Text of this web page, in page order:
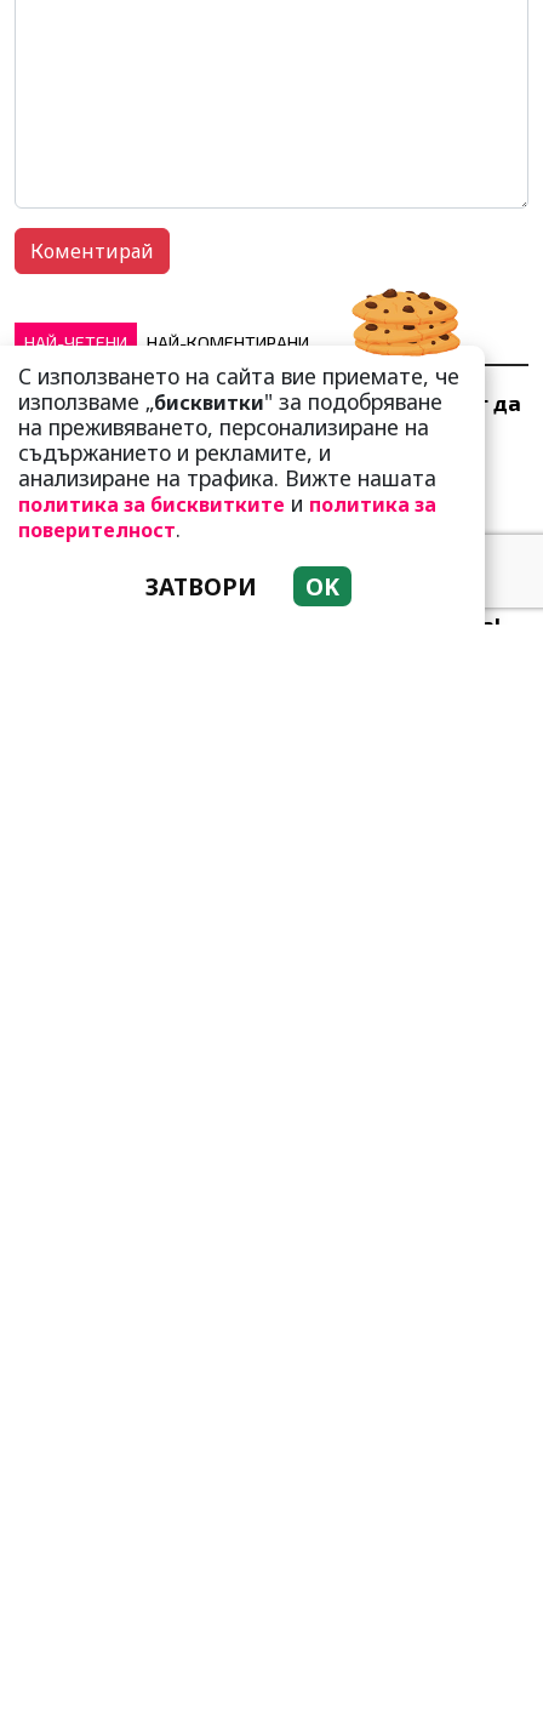
НАЙ-ЧЕТЕНИ НАЙ-КОМЕНТИРАНИ
Тези зодии най-обичат да
не правят нищо! Те са
кралете на мързела
Като прахосмукачки са!
С използването на сайта вие приемате, че
използваме „бисквитки" за подобряване
на преживяването, персонализиране на
съдържанието и рекламите, и
анализиране на трафика. Вижте нашата
политика за бисквитките и политика за
поверителност.
ЗАТВОРИ OK